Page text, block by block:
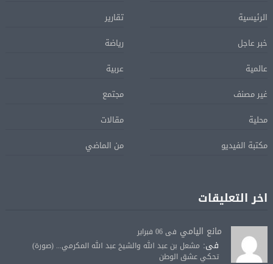
الرئيسية
تقارير
خبر عاجل
رياضة
عالمية
عربية
غير مصنف
مجتمع
محلية
مقالات
مكتبة الفيديو
من الماضي
اخر التعليقات
مانع اليامي فى 06 فبراير
فى: مشعل بن عبد الله والشيخ عبد الله المكرمي... (صورة)
تحكي عشق الوطن